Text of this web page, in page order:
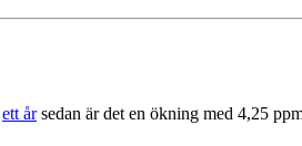
ett årsedan är det en ökning med 4,25